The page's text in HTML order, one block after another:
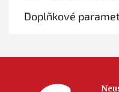
Doplňkové